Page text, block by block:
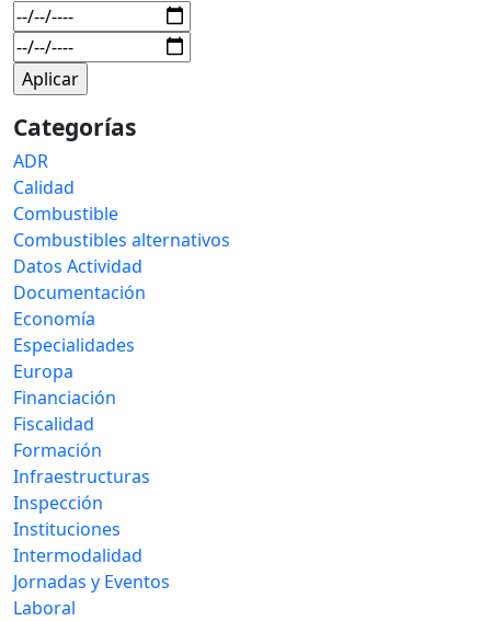
Categorías
ADR
Calidad
Combustible
Combustibles alternativos
Datos Actividad
Documentación
Economía
Especialidades
Europa
Financiación
Fiscalidad
Formación
Infraestructuras
Inspección
Instituciones
Intermodalidad
Jornadas y Eventos
Laboral